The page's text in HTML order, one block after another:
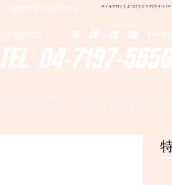
ネイルサロン | まつげエクステ|ネイル |
千葉県野田市野田790-1
TEL 04-7197-5556
営業時間 10：00～20：00 (予約